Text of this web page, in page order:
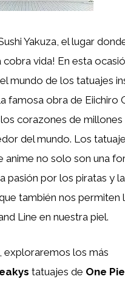
Yakuza, el lugar
vida! En esta
mundo de los tatuajes
famosa obra de Eiichiro
corazones de millones
del mundo. Los
anime no solo son una
pasión por los piratas y
también nos permiten
Line en nuestra piel.
exploraremos los más
tatuajes de One